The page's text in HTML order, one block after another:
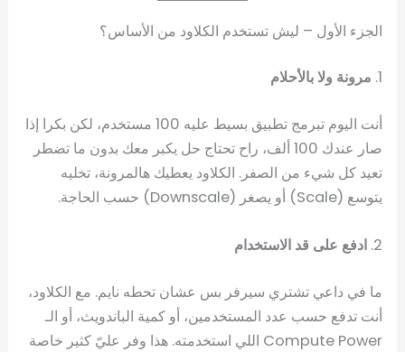
الجزء الأول – ليش تستخدم الكلاود من الأساس؟
1. مرونة ولا بالأحلام
أنت اليوم تبرمج تطبيق بسيط عليه 100 مستخدم، لكن بكرا إذا
صار عندك 100 ألف، راح تحتاج حل يكبر معك بدون ما تضطر
تعيد كل شيء من الصفر. الكلاود يعطيك هالمرونة، تخليه
يتوسع (Scale) أو يصغر (Downscale) حسب الحاجة.
2. ادفع على قد الاستخدام
ما في داعي تشتري سيرفر بس عشان تحطه نايم. مع الكلاود،
أنت تدفع حسب عدد المستخدمين، أو كمية الباندويث، أو الـ
Compute Power اللي استخدمته. هذا وفر عليّ كثير خاصة